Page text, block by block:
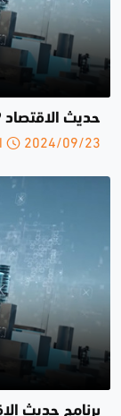
حديث الاقتصاد 19-2-2024
2024/09/23 الإثنين 18:59 م
برنامج حديث الاقتصاد